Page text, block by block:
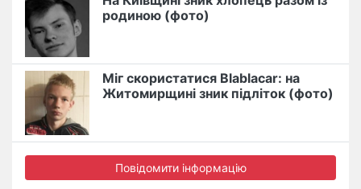
родиною (фото)
Міг скористатися Blablacar: на
Житомирщині зник підліток (фото)
Повідомити інформацію